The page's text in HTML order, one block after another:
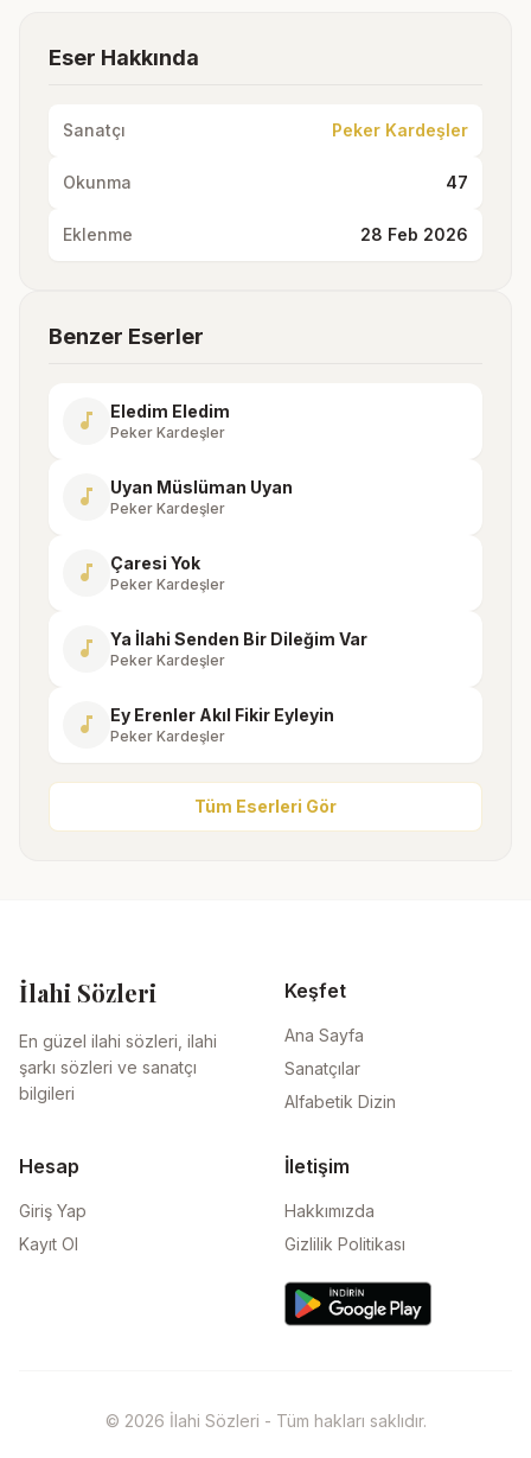
Eser Hakkında
Sanatçı Peker Kardeşler
Okunma 47
Eklenme 28 Feb 2026
Benzer Eserler
music_note Eledim Eledim
Peker Kardeşler
music_note Uyan Müslüman Uyan
Peker Kardeşler
music_note Çaresi Yok
Peker Kardeşler
music_note Ya İlahi Senden Bir Dileğim Var
Peker Kardeşler
music_note Ey Erenler Akıl Fikir Eyleyin
Peker Kardeşler
Tüm Eserleri Gör
İlahi Sözleri
En güzel ilahi sözleri, ilahi
şarkı sözleri ve sanatçı
bilgileri
Keşfet
Ana Sayfa
Sanatçılar
Alfabetik Dizin
Hesap
Giriş Yap
Kayıt Ol
İletişim
Hakkımızda
Gizlilik Politikası
© 2026 İlahi Sözleri - Tüm hakları saklıdır.